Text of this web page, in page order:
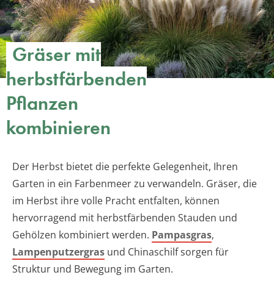
Gräser mit
herbstfärbenden
Pflanzen
kombinieren
Der Herbst bietet die perfekte Gelegenheit, Ihren
Garten in ein Farbenmeer zu verwandeln. Gräser, die
im Herbst ihre volle Pracht entfalten, können
hervorragend mit herbstfärbenden Stauden und
Gehölzen kombiniert werden. Pampasgras,
Lampenputzergras und Chinaschilf sorgen für
Struktur und Bewegung im Garten.